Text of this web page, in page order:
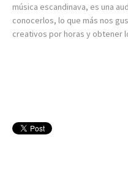
música escandinava, es una
conocerlos, lo que más nos
creativos por horas y obtener